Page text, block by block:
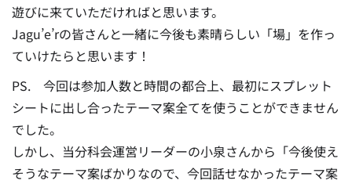
遊びに来ていただければと思います。
Jagu’e’rの皆さんと一緒に今後も素晴らしい「場」を作っ
ていけたらと思います！
PS. 今回は参加人数と時間の都合上、最初にスプレット
シートに出し合ったテーマ案全てを使うことができません
でした。
しかし、当分科会運営リーダーの小泉さんから「今後使え
そうなテーマ案ばかりなので、今回話せなかったテーマ案